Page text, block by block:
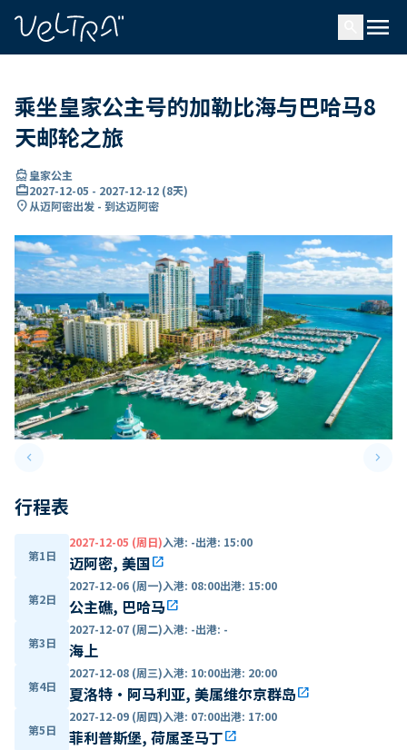
menu
乘坐皇家公主号的加勒比海与巴哈马8
天邮轮之旅
directions_boat皇家公主
card_travel2027-12-05 - 2027-12-12 (8天)
location_on从迈阿密出发 - 到达迈阿密
keyboard_arrow_leftPrevious slide keyboard_arrow_right
行程表
第1日
2027-12-05 (周日)入港: -出港: 15:00
迈阿密, 美国open_in_new
第2日
2027-12-06 (周一)入港: 08:00出港: 15:00
公主礁, 巴哈马open_in_new
第3日
2027-12-07 (周二)入港: -出港: -
海上
第4日
2027-12-08 (周三)入港: 10:00出港: 20:00
夏洛特·阿马利亚, 美属维尔京群岛open_in_new
第5日
2027-12-09 (周四)入港: 07:00出港: 17:00
菲利普斯堡, 荷属圣马丁open_in_new